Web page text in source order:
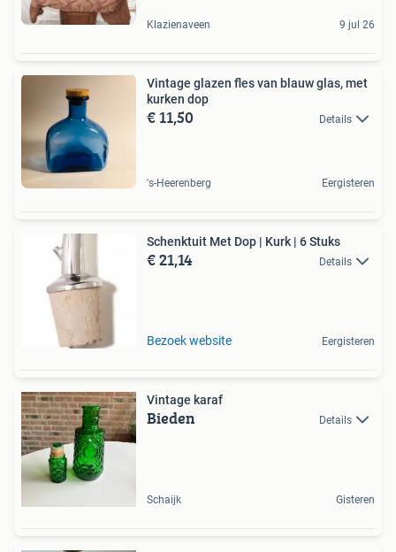
Klazienaveen 9 jul 26
Vintage glazen fles van blauw glas, met
kurken dop
€ 11,50 Details
's-Heerenberg Eergisteren
Schenktuit Met Dop | Kurk | 6 Stuks
€ 21,14 Details
Bezoek website Eergisteren
Vintage karaf
Bieden Details
Schaijk Gisteren